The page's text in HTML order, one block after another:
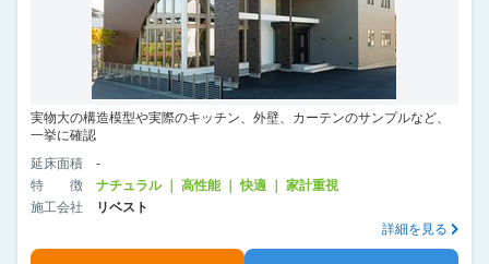
実物大の構造模型や実際のキッチン、外壁、カーテンのサンプルなど、
一挙に確認
延床面積
-
特徴
ナチュラル ｜ 高性能 ｜ 快適 ｜ 家計重視
施工会社
リベスト
詳細を見る